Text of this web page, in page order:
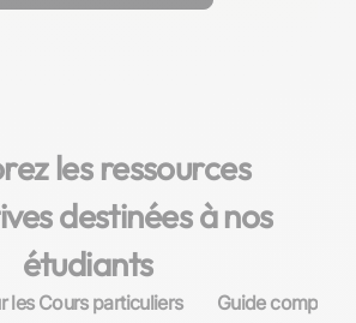
organisez un cours d'essai offert. Ce
les ressources
destinées à nos
étudiants
les Cours particuliers
Guide complet